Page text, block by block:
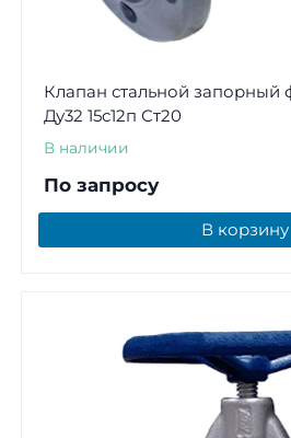
Клапан стальной запорный
Ду32 15с12п Ст20
В наличии
По запросу
В корзину